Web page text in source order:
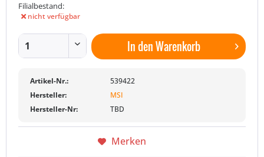
Filialbestand:
nicht verfügbar
In denWarenkorb
Artikel-Nr.:
539422
Hersteller:
MSI
Hersteller-Nr:
TBD
Merken